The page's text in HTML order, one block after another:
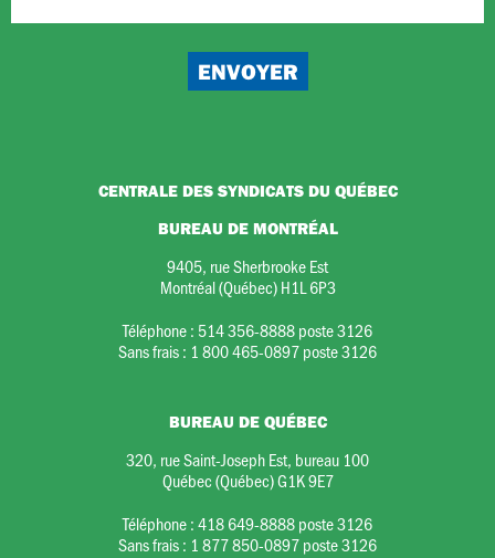
CENTRALE DES SYNDICATS DU QUÉBEC
BUREAU DE MONTRÉAL
9405, rue Sherbrooke Est
Montréal (Québec) H1L 6P3
Téléphone : 514 356-8888 poste 3126
Sans frais : 1 800 465-0897 poste 3126
BUREAU DE QUÉBEC
320, rue Saint-Joseph Est, bureau 100
Québec (Québec) G1K 9E7
Téléphone :418 649-8888 poste 3126
Sans frais : 1 877 850-0897 poste 3126